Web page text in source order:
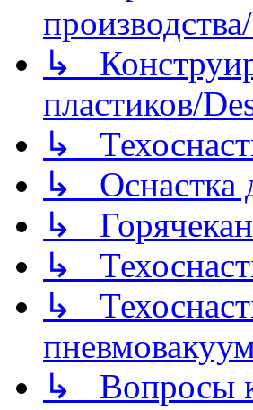
↳
пластиков/
↳
↳ Оснастка
↳
↳
↳
↳ Вопросы